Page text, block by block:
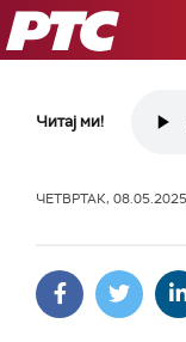
РТС
Читај ми!
ЧЕТВРТАК,